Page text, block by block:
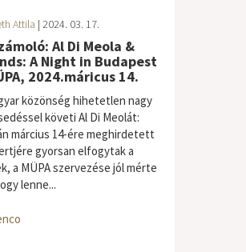
Attila | 2024. 03. 17.
Al Di Meola &
A Night in Budapest
2024.máricus 14.
közönség hihetetlen nagy
követi Al Di Meolát:
március 14-ére meghirdetett
gyorsan elfogytak a
a MÜPA szervezése jól mérte
lenne...